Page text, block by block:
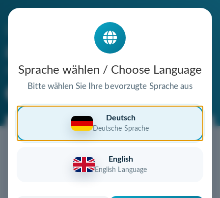
Sprache wählen / Choose Language
Bitte wählen Sie Ihre bevorzugte Sprache aus
Deutsch
Deutsche Sprache
English
English Language
gemeinschaftshof-koepf.de
steht zum Verkauf
Jetzt diese Wunschdomain
Diese Domain könnte schon bald Ihnen gehören!